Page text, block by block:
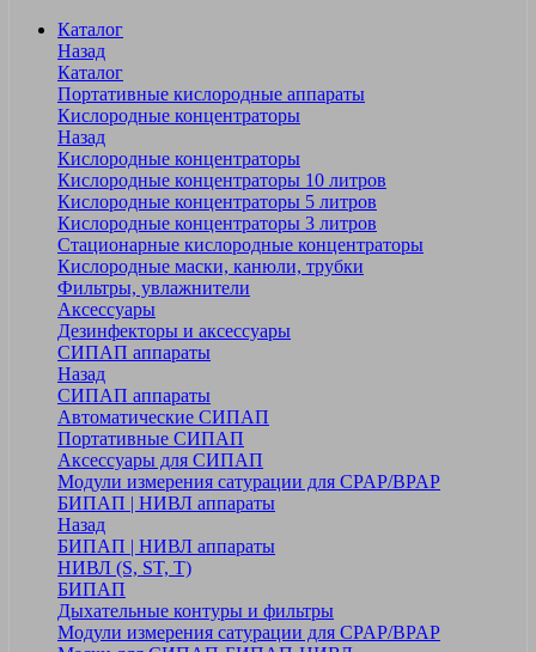
Каталог
Назад
Каталог
Портативные кислородные аппараты
Кислородные концентраторы
Назад
Кислородные концентраторы
Кислородные концентраторы 10 литров
Кислородные концентраторы 5 литров
Кислородные концентраторы 3 литров
Стационарные кислородные концентраторы
Кислородные маски, канюли, трубки
Фильтры, увлажнители
Аксессуары
Дезинфекторы и аксессуары
СИПАП аппараты
Назад
СИПАП аппараты
Автоматические СИПАП
Портативные СИПАП
Аксессуары для СИПАП
Модули измерения сатурации для CPAP/BPAP
БИПАП | НИВЛ аппараты
Назад
БИПАП | НИВЛ аппараты
НИВЛ (S, ST, T)
БИПАП
Дыхательные контуры и фильтры
Модули измерения сатурации для CPAP/BPAP